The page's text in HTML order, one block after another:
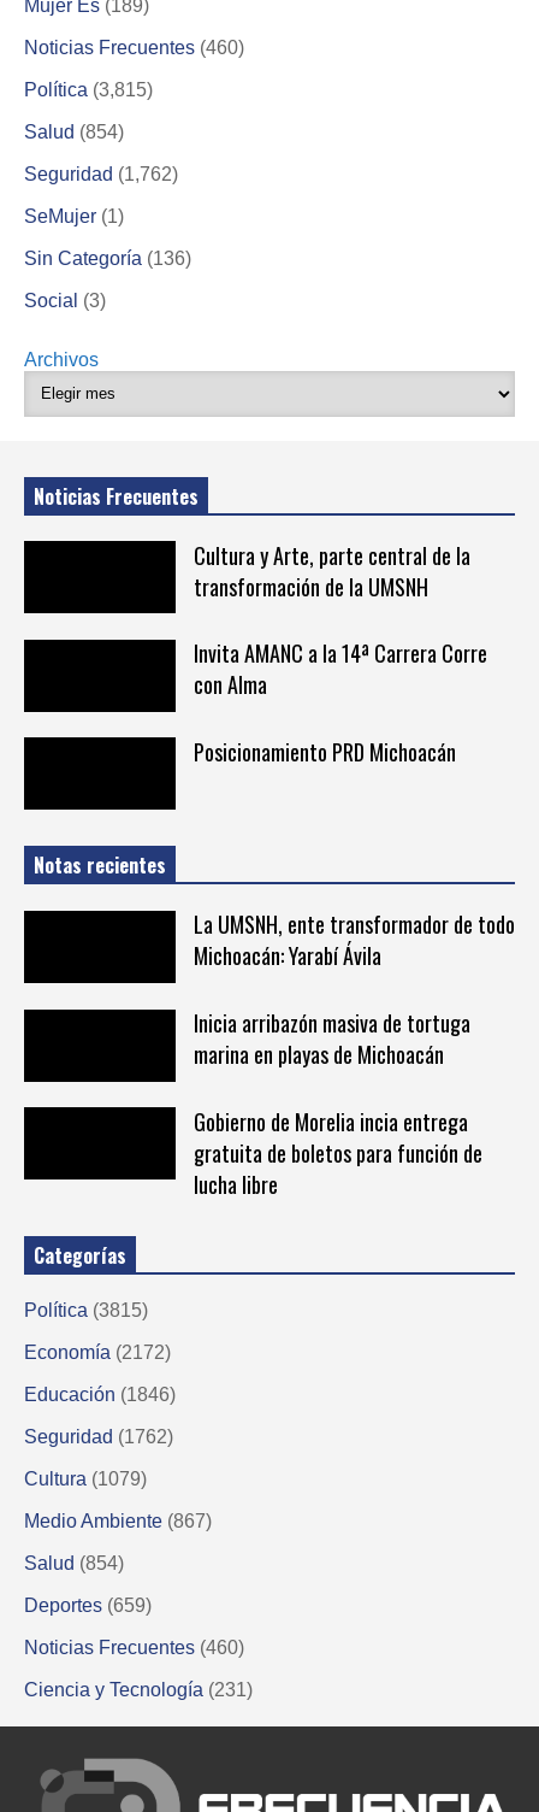
Mujer Es (189)
Noticias Frecuentes (460)
Política (3,815)
Salud (854)
Seguridad (1,762)
SeMujer (1)
Sin Categoría (136)
Social (3)
Archivos
Noticias Frecuentes
Cultura y Arte, parte central de la
transformación de la UMSNH
Invita AMANC a la 14ª Carrera Corre
con Alma
Posicionamiento PRD Michoacán
Notas recientes
La UMSNH, ente transformador de todo
Michoacán: Yarabí Ávila
Inicia arribazón masiva de tortuga
marina en playas de Michoacán
Gobierno de Morelia incia entrega
gratuita de boletos para función de
lucha libre
Categorías
Política (3815)
Economía (2172)
Educación (1846)
Seguridad (1762)
Cultura (1079)
Medio Ambiente (867)
Salud (854)
Deportes (659)
Noticias Frecuentes (460)
Ciencia y Tecnología (231)